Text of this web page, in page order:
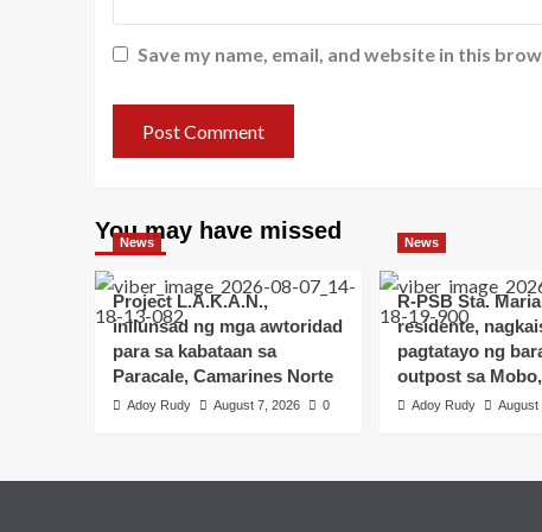
Save my name, email, and website in this
You may have missed
News
Project L.A.K.A.N.,
inilunsad ng mga awtoridad
para sa kabataan sa
Paracale, Camarines Norte
Adoy Rudy August 7, 2026 0
News
R-PSB Sta.
residente,
pagtatayo ng
outpost sa
Adoy Rudy August